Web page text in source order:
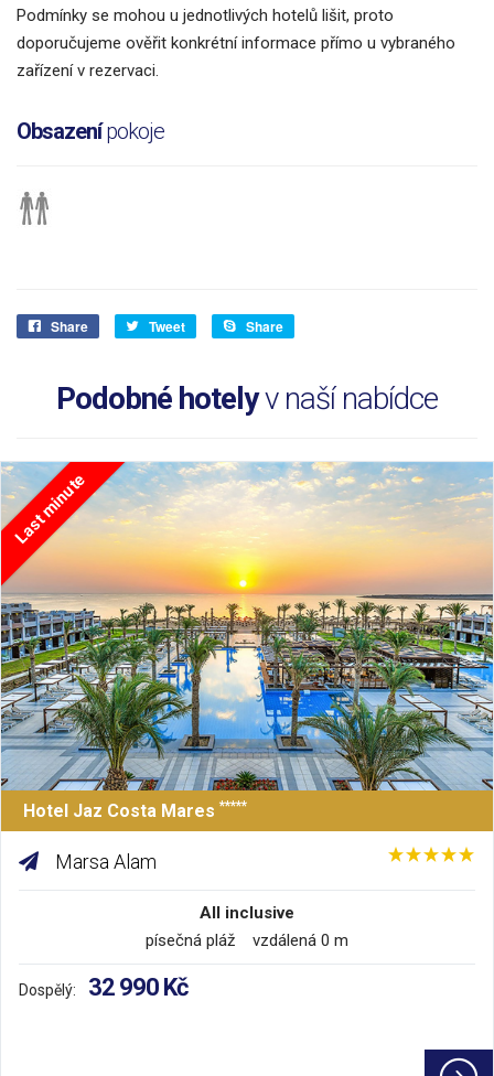
Podmínky se mohou u jednotlivých hotelů lišit, proto
doporučujeme ověřit konkrétní informace přímo u vybraného
zařízení v rezervaci.
Obsazenípokoje
Share Tweet Share
Podobné hotelyv naší nabídce
Last minute
Hotel Jaz Costa Mares *****
Marsa Alam
All inclusive
písečná pláž vzdálená 0 m
Dospělý: 32 990 Kč